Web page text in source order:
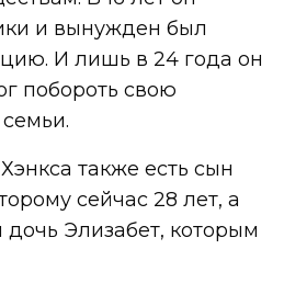
и вынужден был
И лишь в 24 года он
побороть свою
также есть сын
сейчас 28 лет, а
Элизабет, которым